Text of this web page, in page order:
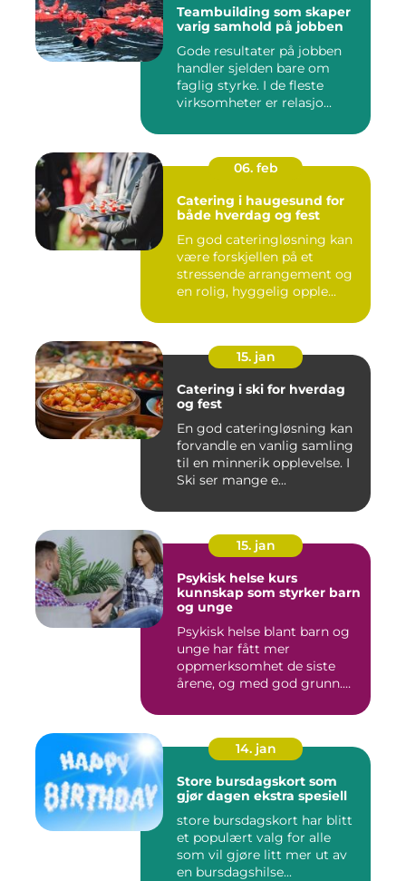
Teambuilding som skaper
varig samhold på jobben
Gode resultater på jobben
handler sjelden bare om
faglig styrke. I de fleste
virksomheter er relasjo...
06. feb
Catering i haugesund for
både hverdag og fest
En god cateringløsning kan
være forskjellen på et
stressende arrangement og
en rolig, hyggelig opple...
15. jan
Catering i ski for hverdag
og fest
En god cateringløsning kan
forvandle en vanlig samling
til en minnerik opplevelse. I
Ski ser mange e...
15. jan
Psykisk helse kurs
kunnskap som styrker barn
og unge
Psykisk helse blant barn og
unge har fått mer
oppmerksomhet de siste
årene, og med god grunn.
14. jan
Store bursdagskort som
gjør dagen ekstra spesiell
store bursdagskort har blitt
et populært valg for alle
som vil gjøre litt mer ut av
en bursdagshilse...